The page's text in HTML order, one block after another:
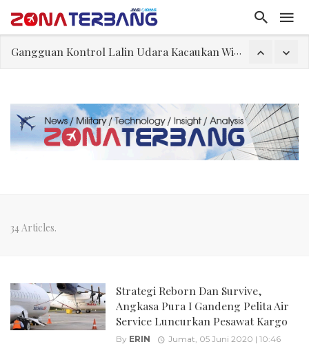
Dua Pesawat Nyaris Tabrakan di Haneda
Trump Batasi Hak Kewarganegaraan Lewat Kelahiran dan Larang “Wisata Bersalin”
Sjafrie Sjamsoeddin: Jangan Sakiti Hati Rakyat
34 Articles.
Strategi Reborn Dan Survive,
Angkasa Pura I Gandeng Pelita Air
Service Luncurkan Pesawat Kargo
By ERIN Jumat, 05 Juni 2020 | 10:46